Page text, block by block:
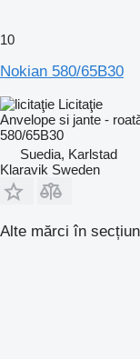
10
Nokian 580/65B30
Licitaţie
Anvelope si jante -
580/65B30
Suedia, Karlstad
Klaravik Sweden
Alte mărci în